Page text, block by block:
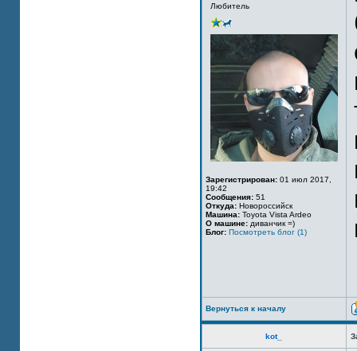
Любитель
Зарегистрирован: 01 июл 2017,
19:42
Сообщения: 51
Откуда: Новороссийск
Машина: Toyota Vista Ardeo
О машине: диванчик =)
Блог: Посмотреть блог (1)
Вернуться к началу
kot_